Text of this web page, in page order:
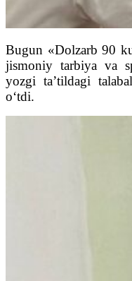
Bugun «Dolzarb 90
jismoniy tarbiya va
yozgi ta’tildagi
o‘tdi.